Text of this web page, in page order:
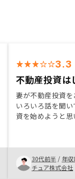
3.3
不動産投資は
妻が不動産投資を
いろいろ話を聞
資を始めようと
RENOSYが一番
える物件を提示
れからもっと不
強したいです。
30代前半 / 年
チュア株式会社